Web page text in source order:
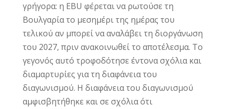
γρήγορα: η EBU φέρεται να ρωτούσε τη
Βουλγαρία το μεσημέρι της ημέρας του
τελικού αν μπορεί να αναλάβει τη διοργάνωση
του 2027, πριν ανακοινωθεί το αποτέλεσμα. Το
γεγονός αυτό τροφοδότησε έντονα σχόλια και
διαμαρτυρίες για τη διαφάνεια του
διαγωνισμού. Η διαφάνεια του διαγωνισμού
αμφισβητήθηκε και σε σχόλια ότι